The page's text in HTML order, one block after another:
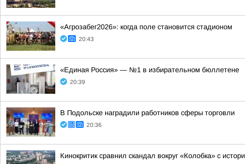
«Агрозабег2026»: когда поле становится стадионом
20:43
«Единая Россия» — №1 в избирательном бюллетене
20:39
В Подольске наградили работников сферы торговли
20:36
Кинокритик сравнил скандал вокруг «Колобка» с